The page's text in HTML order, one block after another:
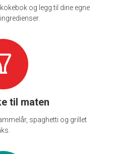
og legg til dine egne
til maten
spaghetti og grillet